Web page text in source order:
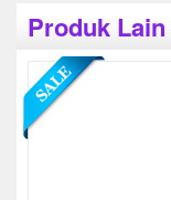
Produk Lain